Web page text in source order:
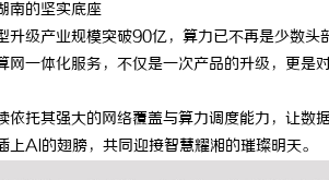
南的坚实底座
升级产业规模突破90亿，算力已不再是少数头
网一体化服务，不仅是一次产品的升级，更
依托其强大的网络覆盖与算力调度能力，让
上AI的翅膀，共同迎接智慧耀湘的璀璨明天。